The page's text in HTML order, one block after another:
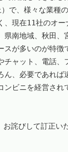
で、様々な業種
現在11社のオ
南地域、秋田、
が多いのが特
ャット、電話、
、必要であれば
ビニを経営さ
詫びして訂正い